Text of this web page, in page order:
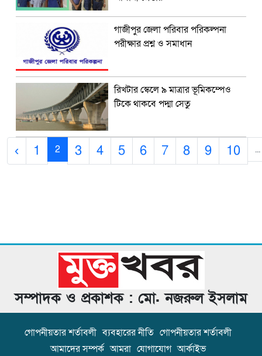
গাজীপুর জেলা পরিবার পরিকল্পনা
পরীক্ষার প্রশ্ন ও সমাধান
রিখটার স্কেলে ৯ মাত্রার ভূমিকম্পেও
টিকে থাকবে পদ্মা সেতু
‹ 1 2 3 4 5 6 7 8 9 10 ...
সম্পাদক ও প্রকাশক : মো. নজরুল ইসলাম
গোপনীয়তার শর্তাবলী ব্যবহারের নীতি গোপনীয়তার শর্তাবলী
আমাদের সম্পর্ক আমরা যোগাযোগ আর্কাইভ